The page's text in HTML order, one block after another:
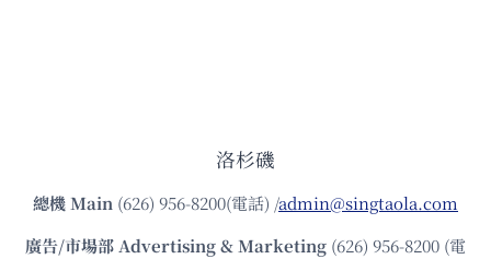
洛杉磯
總機Main (626) 956-8200(電話) /admin@singtaola.com
廣告/市場部Advertising & Marketing (626) 956-8200 (電